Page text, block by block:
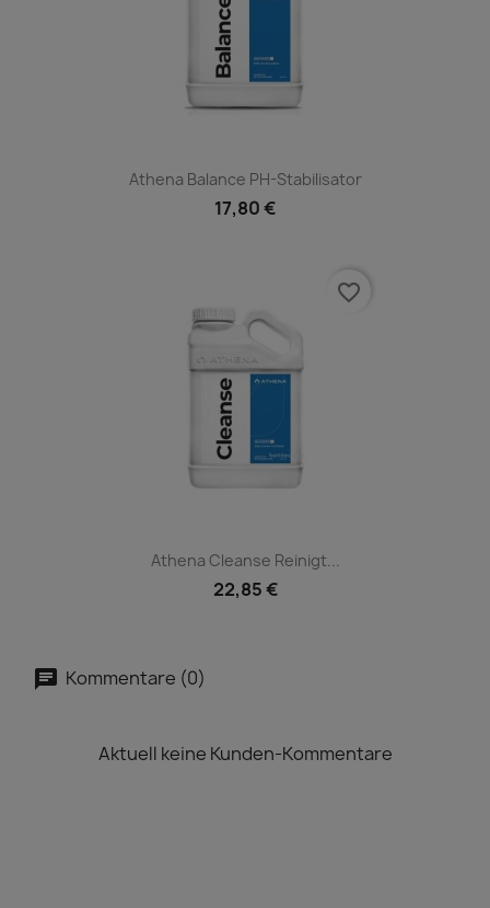
Athena Balance PH-Stabilisator
17,80 €
Athena Cleanse Reinigt...
22,85 €
favorite_border
Kommentare (0)
Aktuell keine Kunden-Kommentare